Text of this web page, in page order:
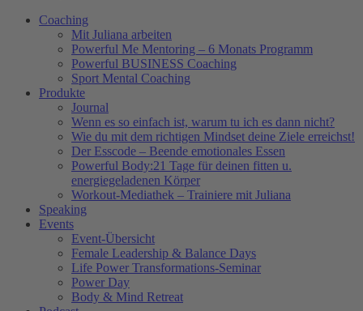
Coaching
Mit Juliana arbeiten
Powerful Me Mentoring – 6 Monats Programm
Powerful BUSINESS Coaching
Sport Mental Coaching
Produkte
Journal
Wenn es so einfach ist, warum tu ich es dann nicht?
Wie du mit dem richtigen Mindset deine Ziele erreichst!
Der Esscode – Beende emotionales Essen
Powerful Body:21 Tage für deinen fitten u.
energiegeladenen Körper
Workout-Mediathek – Trainiere mit Juliana
Speaking
Events
Event-Übersicht
Female Leadership & Balance Days
Life Power Transformations-Seminar
Power Day
Body & Mind Retreat